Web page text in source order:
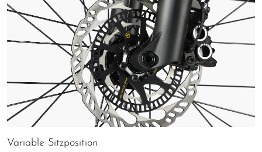
Variable Sitzposition